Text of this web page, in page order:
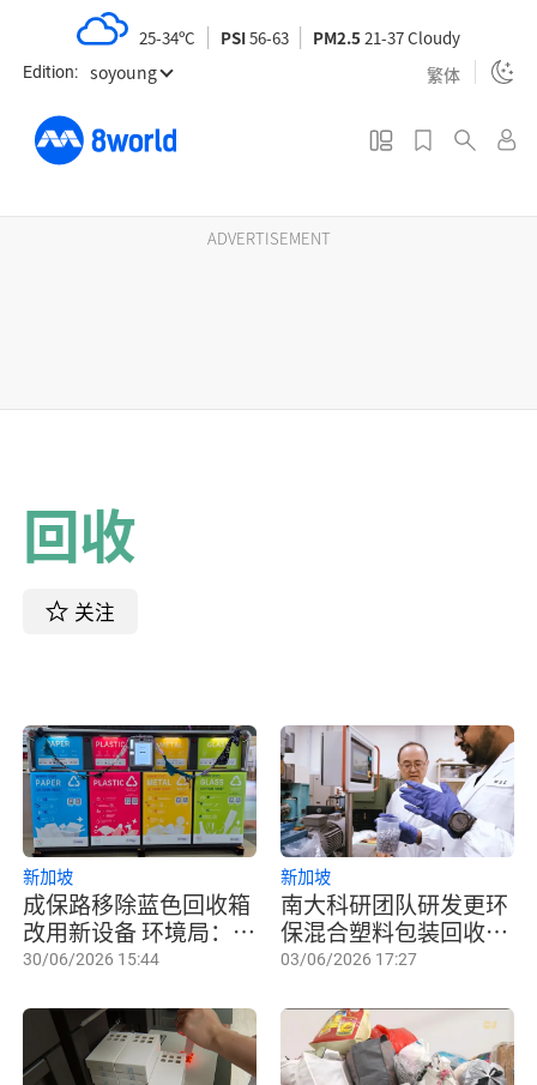
t
Edition: soyoung 繁体
25-34ºC PSI56-63 PM2.521-37 Cloudy
ADVERTISEMENT
回收
关注
成保路移除蓝色回收箱
改用新设备 环境局：为
未来回收方式提供参考
新加坡
30/06/2026 15:44
南大科研团队研发更环
保混合塑料包装回收技
术
新加坡
03/06/2026 17:27